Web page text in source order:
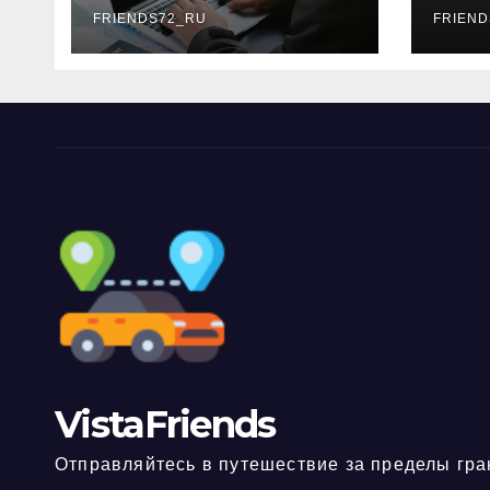
FRIENDS72_RU
VistaFriends
Отправляйтесь в путешествие за пределы